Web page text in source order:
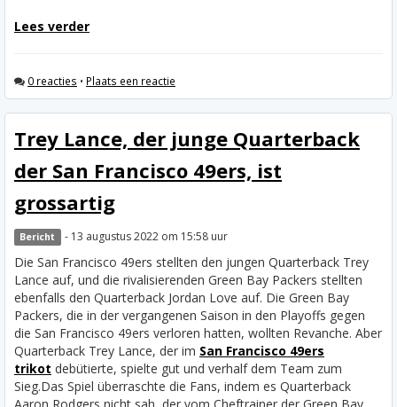
Lees verder
0 reacties • Plaats een reactie
Trey Lance, der junge Quarterback
der San Francisco 49ers, ist
grossartig
Bericht - 13 augustus 2022 om 15:58 uur
Die San Francisco 49ers stellten den jungen Quarterback Trey
Lance auf, und die rivalisierenden Green Bay Packers stellten
ebenfalls den Quarterback Jordan Love auf. Die Green Bay
Packers, die in der vergangenen Saison in den Playoffs gegen
die San Francisco 49ers verloren hatten, wollten Revanche. Aber
Quarterback Trey Lance, der im San Francisco 49ers
trikot debütierte, spielte gut und verhalf dem Team zum
Sieg.Das Spiel überraschte die Fans, indem es Quarterback